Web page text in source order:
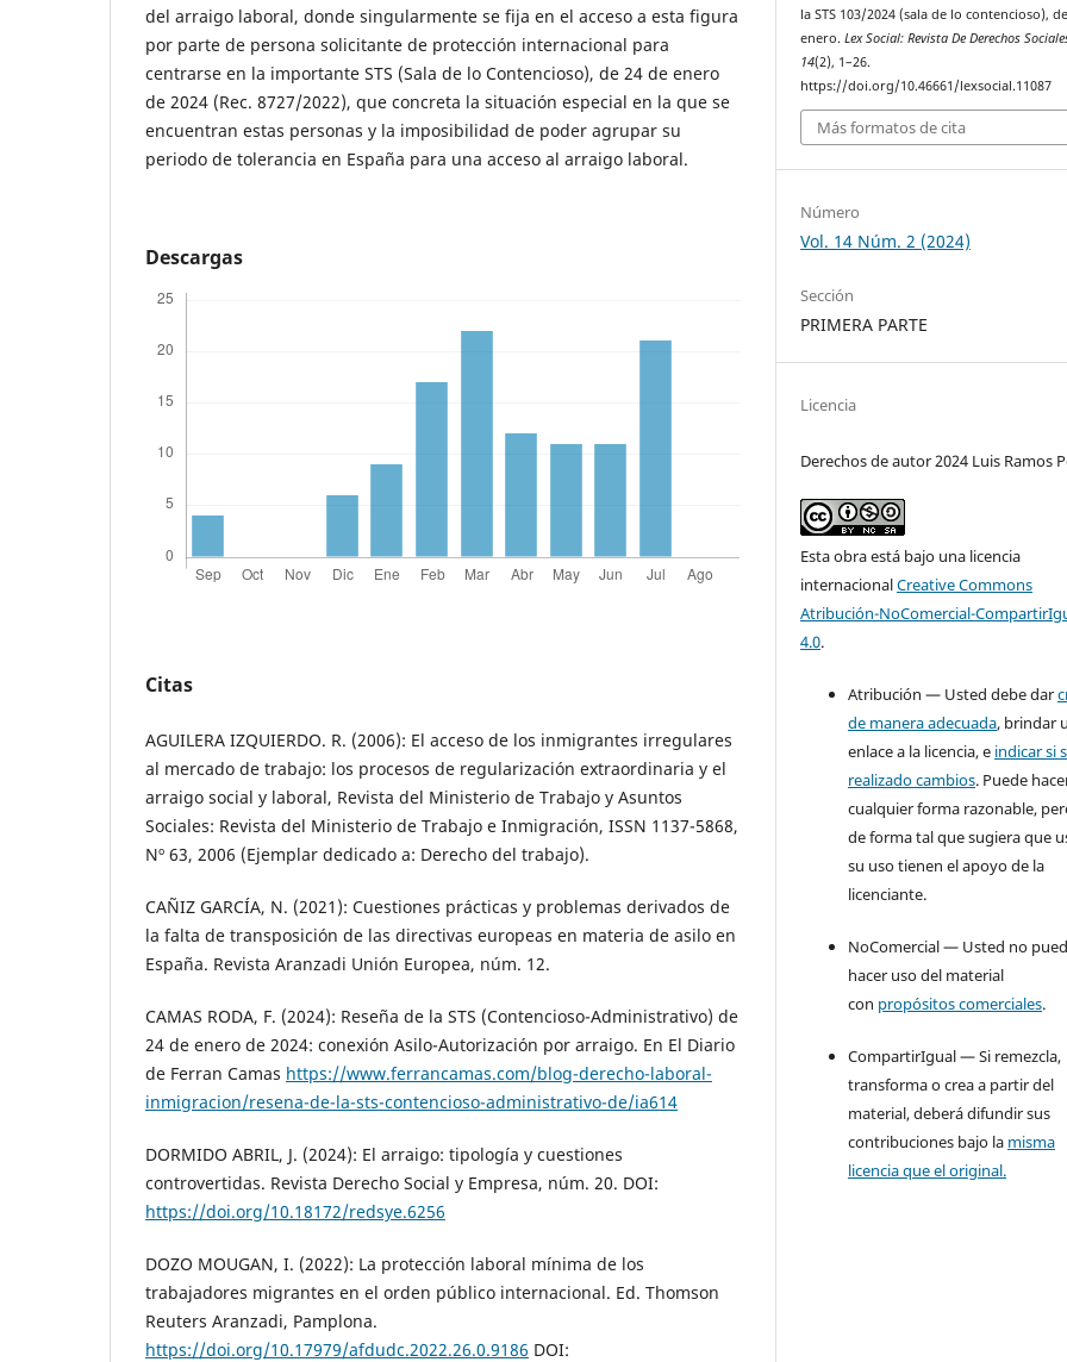
del arraigo laboral, donde singularmente se fija en el acceso a esta figura
por parte de persona solicitante de protección internacional para
centrarse en la importante STS (Sala de lo Contencioso), de 24 de enero
de 2024 (Rec. 8727/2022), que concreta la situación especial en la que se
encuentran estas personas y la imposibilidad de poder agrupar su
periodo de tolerancia en España para una acceso al arraigo laboral.
Descargas
Citas
AGUILERA IZQUIERDO. R. (2006): El acceso de los inmigrantes irregulares
al mercado de trabajo: los procesos de regularización extraordinaria y el
arraigo social y laboral, Revista del Ministerio de Trabajo y Asuntos
Sociales: Revista del Ministerio de Trabajo e Inmigración, ISSN 1137-5868,
Nº 63, 2006 (Ejemplar dedicado a: Derecho del trabajo).
CAÑIZ GARCÍA, N. (2021): Cuestiones prácticas y problemas derivados de
la falta de transposición de las directivas europeas en materia de asilo en
España. Revista Aranzadi Unión Europea, núm. 12.
CAMAS RODA, F. (2024): Reseña de la STS (Contencioso-Administrativo) de
24 de enero de 2024: conexión Asilo-Autorización por arraigo. En El Diario
de Ferran Camas https://www.ferrancamas.com/blog-derecho-laboral-
inmigracion/resena-de-la-sts-contencioso-administrativo-de/ia614
DORMIDO ABRIL, J. (2024): El arraigo: tipología y cuestiones
controvertidas. Revista Derecho Social y Empresa, núm. 20. DOI:
https://doi.org/10.18172/redsye.6256
DOZO MOUGAN, I. (2022): La protección laboral mínima de los
trabajadores migrantes en el orden público internacional. Ed. Thomson
Reuters Aranzadi, Pamplona.
https://doi.org/10.17979/afdudc.2022.26.0.9186 DOI:
la STS 103/2024 (sala de lo contencioso),
enero.Lex Social: Revista De Derechos
14(2), 1–26.
https://doi.org/10.46661/lexsocial.11087
Más formatos de cita
Número
Vol. 14 Núm. 2 (2024)
Sección
PRIMERA PARTE
Licencia
Derechos de autor 2024 Luis Ramos
Esta obra está bajo una licencia
internacionalCreative Commons
Atribución-NoComercial-
4.0.
Atribución — Usted debe dar
de manera adecuada, brindar
enlace a la licencia, e indicar si
realizado cambios. Puede
cualquier forma razonable,
de forma tal que sugiera que
su uso tienen el apoyo de la
licenciante.
NoComercial — Usted no
hacer uso del material
con propósitos comerciales.
CompartirIgual — Si remezcla,
transforma o crea a partir del
material, deberá difundir sus
contribuciones bajo la misma
licencia que el original.